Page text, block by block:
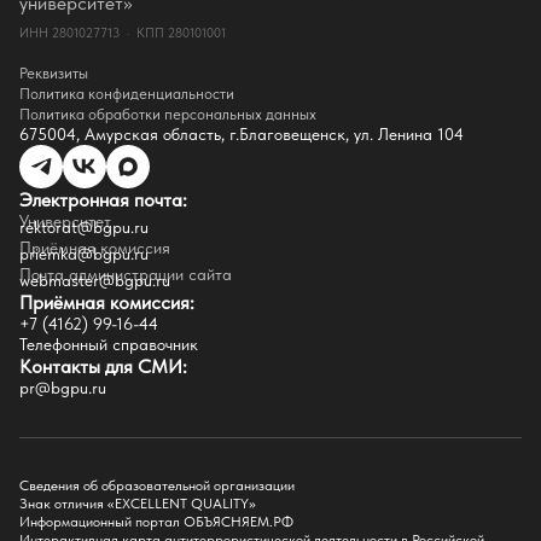
Документы
Контакты
Сведения о доходах
Доступная среда
Инфраструктура
Противодествие коррупции
Противодействие терроризму
Целевой капитал
Часто задаваемые вопросы
Внутренний сайт
Факультеты
Естественно-географический факультет
Историко-филологический факультет
Факультет иностранных языков
Факультет педагогики и психологии
Факультет физической культуры и спорта
Подготовительное отделение для иностранных граждан
Поступление
Приемная комиссия
ИНН 2801027713 · КПП 280101001
Реквизиты
Политика конфиденциальности
Политика обработки персональных данных
675004, Амурская область, г.Благовещенск, ул. Ленина 104
Электронная почта:
Университет
rektorat@bgpu.ru
Приёмная комиссия
priemka@bgpu.ru
Почта администрации сайта
webmaster@bgpu.ru
Приёмная комиссия:
+7 (4162) 99-16-44
Телефонный справочник
Контакты для СМИ:
pr@bgpu.ru
Сведения об образовательной организации
Знак отличия «EXCELLENT QUALITY»
Информационный портал ОБЪЯСНЯЕМ.РФ